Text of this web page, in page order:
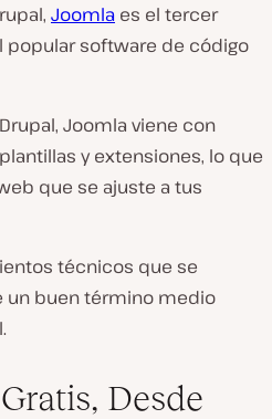
Joomla es el tercer
popular software de código
Joomla viene con
y extensiones, lo que
que se ajuste a tus
técnicos que se
un buen término medio
Desde